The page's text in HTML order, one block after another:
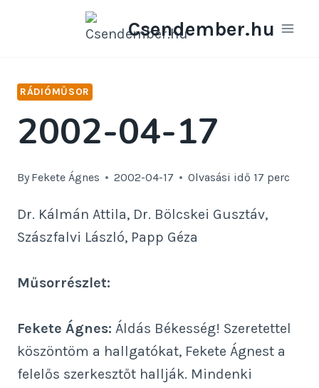
Csendember.hu
RÁDIÓMŰSOR
2002-04-17
By Fekete Ágnes 2002-04-17 Olvasási idő 17 perc
Dr. Kálmán Attila, Dr. Bölcskei Gusztáv,
Szászfalvi László, Papp Géza
Műsorrészlet:
Fekete Ágnes: Áldás Békesség! Szeretettel
köszöntöm a hallgatókat, Fekete Ágnest a
felelős szerkesztőt hallják. Mindenki